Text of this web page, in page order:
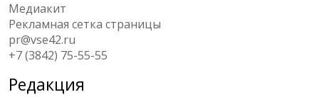
Медиакит
Рекламная сетка страницы
pr@vse42.ru
+7 (3842) 75-55-55
Редакция